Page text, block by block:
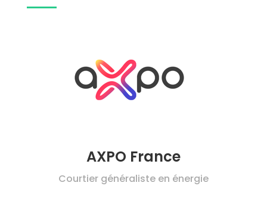
AXPO France
Courtier généraliste en énergie